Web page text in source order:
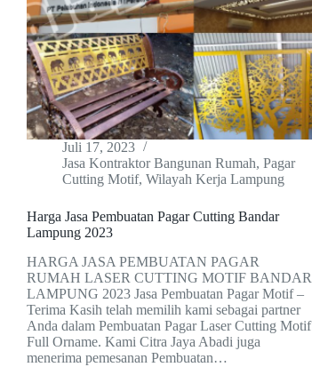
Juli 17, 2023
Jasa Kontraktor Bangunan Rumah, Pagar
Cutting Motif, Wilayah Kerja Lampung
Harga Jasa Pembuatan Pagar Cutting Bandar
Lampung 2023
HARGA JASA PEMBUATAN PAGAR
RUMAH LASER CUTTING MOTIF BANDAR
LAMPUNG 2023 Jasa Pembuatan Pagar Motif –
Terima Kasih telah memilih kami sebagai partner
Anda dalam Pembuatan Pagar Laser Cutting Motif
Full Orname. Kami Citra Jaya Abadi juga
menerima pemesanan Pembuatan…